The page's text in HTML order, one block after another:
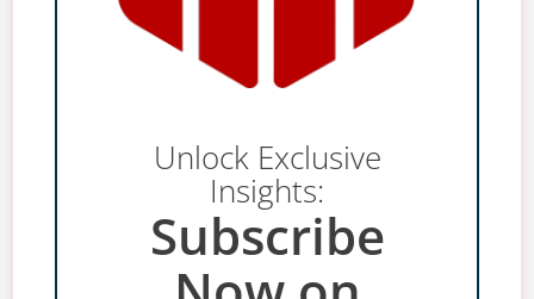
Unlock Exclusive
Insights:
Subscribe